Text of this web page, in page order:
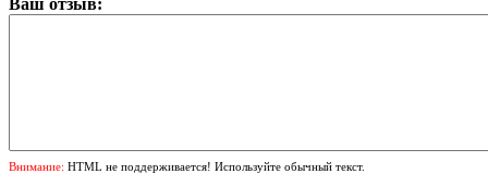
Внимание: HTML не поддерживается! Используйте обычный текст.